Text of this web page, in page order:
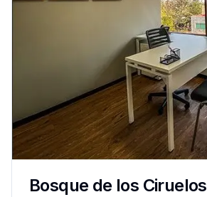
Bosque de los Ciruelos